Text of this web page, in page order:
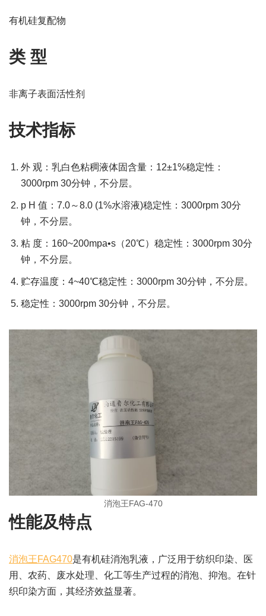
有机硅复配物
类 型
非离子表面活性剂
技术指标
外 观：乳白色粘稠液体固含量：12±1%稳定性：
3000rpm 30分钟，不分层。
p H 值：7.0～8.0 (1%水溶液)稳定性：3000rpm 30分
钟，不分层。
粘 度：160~200mpa•s（20℃）稳定性：3000rpm 30分
钟，不分层。
贮存温度：4~40℃稳定性：3000rpm 30分钟，不分层。
稳定性：3000rpm 30分钟，不分层。
消泡王FAG-470
性能及特点
消泡王FAG470是有机硅消泡乳液，广泛用于纺织印染、医
用、农药、废水处理、化工等生产过程的消泡、抑泡。在针
织印染方面，其经济效益显著。